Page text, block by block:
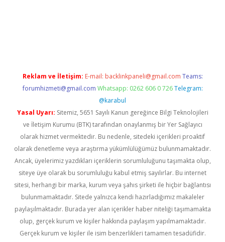
Reklam ve İletişim: E-mail: backlinkpaneli@gmail.com Teams:
forumhizmeti@gmail.com Whatsapp: 0262 606 0 726 Telegram:
@karabul
Yasal Uyarı: Sitemiz, 5651 Sayılı Kanun gereğince Bilgi Teknolojileri
ve İletişim Kurumu (BTK) tarafından onaylanmış bir Yer Sağlayıcı
olarak hizmet vermektedir. Bu nedenle, sitedeki içerikleri proaktif
olarak denetleme veya araştırma yükümlülüğümüz bulunmamaktadır.
Ancak, üyelerimiz yazdıkları içeriklerin sorumluluğunu taşımakta olup,
siteye üye olarak bu sorumluluğu kabul etmiş sayılırlar. Bu internet
sitesi, herhangi bir marka, kurum veya şahıs şirketi ile hiçbir bağlantısı
bulunmamaktadır. Sitede yalnızca kendi hazırladığımız makaleler
paylaşılmaktadır. Burada yer alan içerikler haber niteliği taşımamakta
olup, gerçek kurum ve kişiler hakkında paylaşım yapılmamaktadır.
Gerçek kurum ve kişiler ile isim benzerlikleri tamamen tesadüfidir.